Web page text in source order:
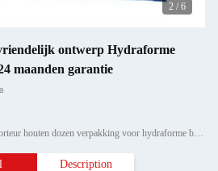
2 / 6
ontwerp Hydraforme
maanden garantie
Verpakking Details: Standard-exporteur houten dozen verpakking voor hydraforme bakstenen maken machine prijs
Description